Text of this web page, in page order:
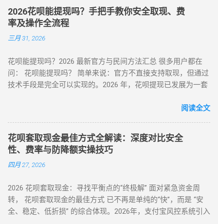
（一）电商平台类 —— 高频消费场景适配 ▶ 淘宝 / 天猫（五星
推荐） 安全指数 ：★★★★★（支付宝生态内闭环操作） 操
作流程 ： 选择 “蚂蚁花呗分期” 标识商品（3C 数码 / 家电等高
保值品类）； 下单后 24 小时内联系商家协商 “7 天无理由退货”
度灵活使用。 合规要点 ： ✅ 仅支持未使用商品退货，需保留
完整包装 ✅ 每月操作≤2 次，避免同店铺高频退货 ▶ 美团 / 大
众点评（跨境用户优选） 安全指数 ：★★★★☆（支持境外手
饮团购”（可退款品类）； 使用花呗支付后，立即申请 “未消费
退款”（需商家支持）； 退款到账时间 1-3 个工作日，手续费
≈0（平台官方渠道）。 独特优势 ： ✅ 支持香港 / 澳门等境外
用户手机号注册 ✅ 风控账户可尝试（需近 3 个月无违规记录）
（二）数码商城类 —— 小额灵活场景 平台名称 安全指数 手续
费 操作要点 华为商城 ★★★☆☆ 0.38% 购买 “电子礼品卡” 后
当场退货 京东商城 ★★★★☆ 0% 购买 “京东 E 卡” 后转卖至官
方回收平台 三、2025 年风控监测机制与规避策略 （一）支付
宝风控三大预警信号 行为异常识别 ： 同一 IP 地址频繁在不同
2026花呗能提现吗？手把手教你安全取现、费
率及操作全流程
三月 31, 2026
花呗能提现吗？2026 最新官方与民间方法汇总 很多用户都在
问： 花呗能提现吗？ 简单来说：官方不直接支持取现，但通过
技术手段是完全可以实现的。2026 年，花呗提现已发展为一套
店铺回购或闲鱼平台交易，将花呗额度秒变余额。目前的合理
官方定位是“先消费、后还款”，但当面临紧急资金缺口时，提现
成为了很多人的首选。那么，具体怎么操作才最稳妥？ 一、 花
呗提现的三种常见操作方式 操作模式 到账时效 优点 缺点 扫码
直取模式 秒到 速度最快，适合急用 对账号权重有一定要求 电
卡券回购模式 2-4 小时 中间状态，较稳定 折损相对较高 二、
2026 花呗提现的必备条件 想要成功提现，您的账号需要满足以
下基本条件： 功能正常： 花呗未被冻结，且尚有可用额度。
阅读全文
花呗套取现金最佳方式全解读：深度对比安全
性、费率与防降额实操技巧
四月 27, 2026
2026 花呗套取现金：寻找平衡点的“终极解” 面对紧急资金周
转， 花呗套取现金的最佳方式 已不再是单纯的“快”，而是 “安
全、稳定、低折损” 的综合体现。2026年，支付宝风控系统引入